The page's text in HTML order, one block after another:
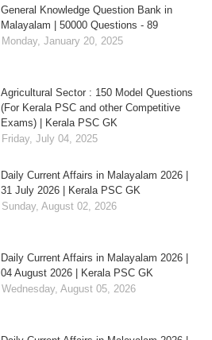
General Knowledge Question Bank in
Malayalam | 50000 Questions - 89
Monday, January 20, 2025
Agricultural Sector : 150 Model Questions
(For Kerala PSC and other Competitive
Exams) | Kerala PSC GK
Friday, July 04, 2025
Daily Current Affairs in Malayalam 2026 |
31 July 2026 | Kerala PSC GK
Sunday, August 02, 2026
Daily Current Affairs in Malayalam 2026 |
04 August 2026 | Kerala PSC GK
Wednesday, August 05, 2026